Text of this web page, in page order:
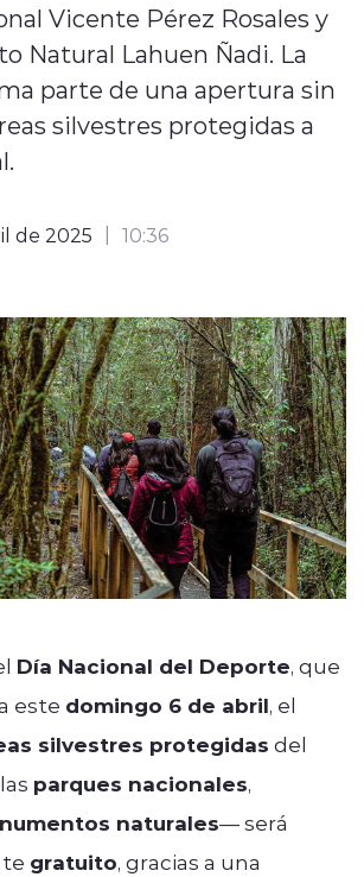
claro
Vicente Pérez Rosales y
Natural Lahuen Ñadi. La
parte de una apertura sin
silvestres protegidas a
de 2025 10:36
Día Nacional del Deporte, que
este domingo 6 de abril, el
silvestres protegidas del
parques nacionales,
naturales— será
gratuito, gracias a una